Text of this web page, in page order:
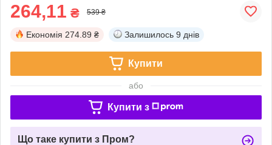
264,11 ₴ 539 ₴
Економія 274.89 ₴ Залишилось 9 днів
Купити
або
Купити з
Що таке купити з Пром?